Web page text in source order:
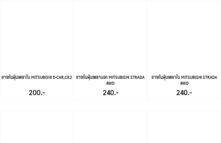
ยางกันฝุ่นเพลาใน MITSUBISHI E-CAR,CK2
200.-
ยางกันฝุ่นเพลานอก MITSUBISHI STRADA
4WD
240.-
ยางกันฝุ่นเพลาใน MITSUBISHI STRADA
4WD
240.-